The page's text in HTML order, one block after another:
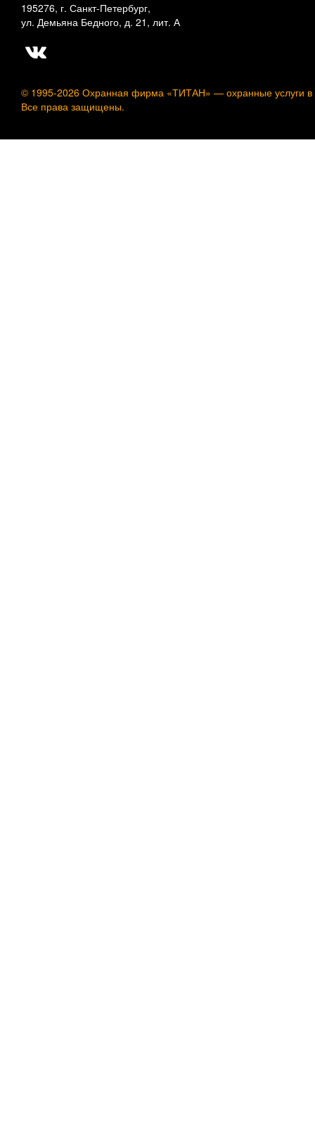
195276, г. Санкт-Петербург,
ул. Демьяна Бедного, д. 21, лит. А
© 1995-2026 Охранная фирма «ТИТАН» — охранные услуги
Все права защищены.